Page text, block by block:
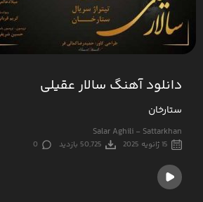
دانلود آهنگ سالار عقیلی
ستارخان
Salar Aghili - Sattarkhan
15 ژانویه 2025 50,725 بازدید 0